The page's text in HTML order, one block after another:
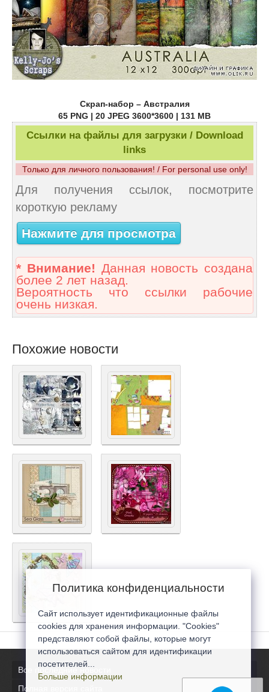
Скрап-набор – Австралия
65 PNG | 20 JPEG 3600*3600 | 131 MB
Ссылки на файлы для загрузки / Download
links
Только для личного пользования! / For personal use only!
Для получения ссылок, посмотрите
короткую рекламу
Нажмите для просмотра
* Внимание! Данная новость создана
более 2 лет назад.
Вероятность что ссылки рабочие
очень низкая.
Похожие новости
Все последние новости
Полная версия сайта
Политика конфиденциальности
Сайт использует идентификационные файлы
cookies для хранения информации. "Cookies"
представляют собой файлы, которые могут
использоваться сайтом для идентификации
посетителей...
Больше информации